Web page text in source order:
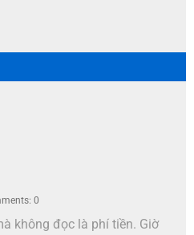
0
không đọc là phí tiền. Giờ